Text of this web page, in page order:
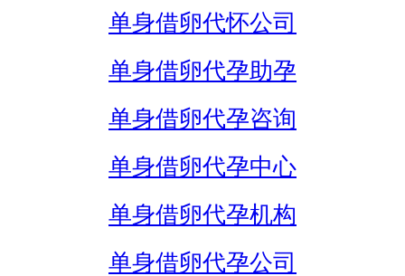
单身借卵代怀公司
单身借卵代孕助孕
单身借卵代孕咨询
单身借卵代孕中心
单身借卵代孕机构
单身借卵代孕公司